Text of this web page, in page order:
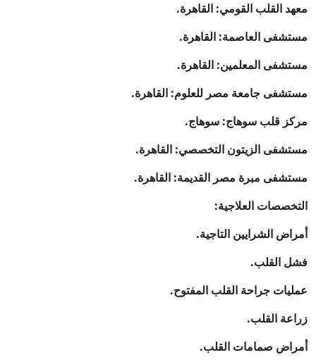
معهد القلب القومي: القاهرة.
مستشفى العاصمة: القاهرة.
مستشفى المعلمين: القاهرة.
مستشفى جامعة مصر للعلوم: القاهرة.
مركز قلب سوهاج: سوهاج.
مستشفى الزيتون التخصصي: القاهرة.
مستشفى مبرة مصر القديمة: القاهرة.
التخصصات العلاجية:
أمراض الشرايين التاجية.
فشل القلب.
عمليات جراحة القلب المفتوح.
زراعة القلب.
أمراض صمامات القلب.